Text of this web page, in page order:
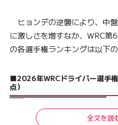
ヒョンデの逆襲により、中
に激しさを増すなか、WRC第
の各選手権ランキングは以下の
■2026年WRCドライバー選手
点）
全文を読